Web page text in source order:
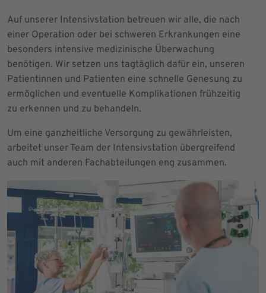
Auf unserer Intensivstation betreuen wir alle, die nach
einer Operation oder bei schweren Erkrankungen eine
besonders intensive medizinische Überwachung
benötigen. Wir setzen uns tagtäglich dafür ein, unseren
Patientinnen und Patienten eine schnelle Genesung zu
ermöglichen und eventuelle Komplikationen frühzeitig
zu erkennen und zu behandeln.
Um eine ganzheitliche Versorgung zu gewährleisten,
arbeitet unser Team der Intensivstation übergreifend
auch mit anderen Fachabteilungen eng zusammen.